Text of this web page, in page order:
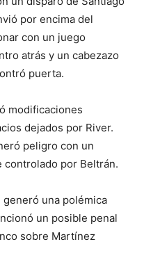
por encima del
con un juego
atrás y un cabezazo
puerta.
modificaciones
dejados por River.
peligro con un
controlado por Beltrán.
una polémica
un posible penal
sobre Martínez